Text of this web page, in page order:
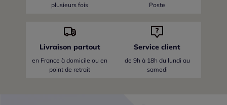
plusieurs fois
Poste
Livraison partout
en France à domicile ou en
point de retrait
Service client
de 9h à 18h du lundi au
samedi